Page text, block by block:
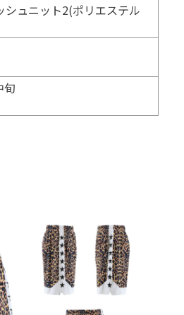
シュニット2(ポリエステル
旬